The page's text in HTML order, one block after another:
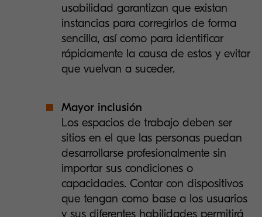
usabilidad garantizan que existan
instancias para corregirlos de forma
sencilla, así como para identificar
rápidamente la causa de estos y evitar
que vuelvan a suceder.
Mayor inclusión
Los espacios de trabajo deben ser
sitios en el que las personas puedan
desarrollarse profesionalmente sin
importar sus condiciones o
capacidades. Contar con dispositivos
que tengan como base a los usuarios
y sus diferentes habilidades permitirá